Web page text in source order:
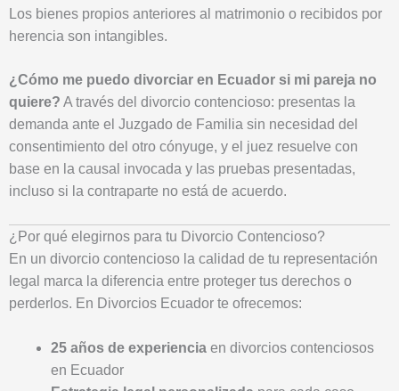
Los bienes propios anteriores al matrimonio o recibidos por
herencia son intangibles.
¿Cómo me puedo divorciar en Ecuador si mi pareja no
quiere? A través del divorcio contencioso: presentas la
demanda ante el Juzgado de Familia sin necesidad del
consentimiento del otro cónyuge, y el juez resuelve con
base en la causal invocada y las pruebas presentadas,
incluso si la contraparte no está de acuerdo.
¿Por qué elegirnos para tu Divorcio Contencioso?
En un divorcio contencioso la calidad de tu representación
legal marca la diferencia entre proteger tus derechos o
perderlos. En Divorcios Ecuador te ofrecemos:
25 años de experienciaen divorcios contenciosos
en Ecuador